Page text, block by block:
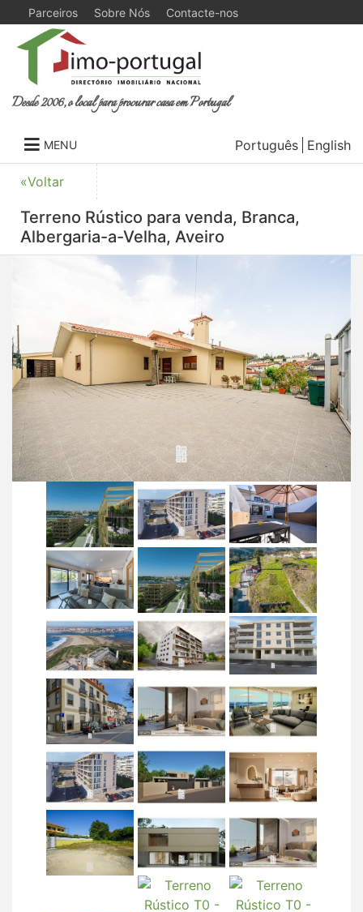
Parceiros Sobre Nós Contacte-nos
Desde 2006, o local para procurar casa em Portugal
MENU Português English
«Voltar
Terreno Rústico para venda, Branca,
Albergaria-a-Velha, Aveiro